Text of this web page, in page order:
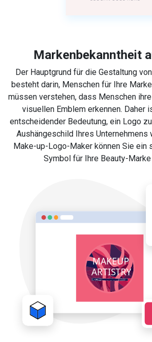
Markenbekanntheit
Der Hauptgrund für die Gestaltung
besteht darin, Menschen für Ihre
müssen verstehen, dass Menschen
visuellen Emblem erkennen. Daher
entscheidender Bedeutung, ein Logo
Aushängeschild Ihres Unternehmens
Make-up-Logo-Maker können Sie
Symbol für Ihre Beauty-